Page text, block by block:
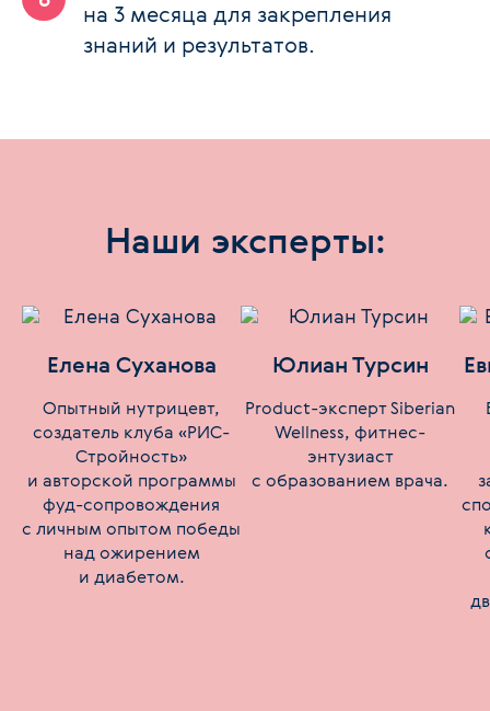
на 3 месяца для закрепления
знаний и результатов.
Наши эксперты:
Елена Суханова
Опытный нутрицевт,
создатель клуба «РИС-
Стройность»
и авторской программы
фуд-сопровождения
с личным опытом победы
над ожирением
и диабетом.
Юлиан Турсин
Product-эксперт Siberian
Wellness, фитнес-
энтузиаст
с образованием врача.